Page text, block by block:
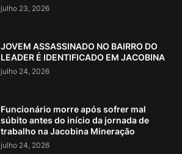
julho 23, 2026
JOVEM ASSASSINADO NO BAIRRO DO
LEADER É IDENTIFICADO EM JACOBINA
julho 24, 2026
Funcionário morre após sofrer mal
súbito antes do início da jornada de
trabalho na Jacobina Mineração
julho 24, 2026